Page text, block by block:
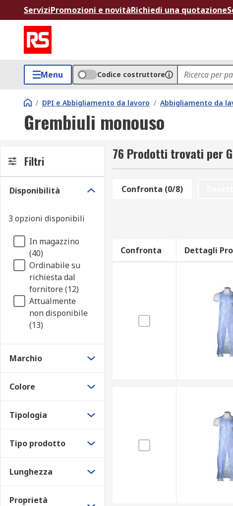
ServiziPromozioni e novitàRichiedi una quotazione
Menu Codice costruttore
/ DPI e Abbigliamento da lavoro / Abbigliamento da
Grembiuli monouso
Filtri
Disponibilità
3 opzioni disponibili
In magazzino
(40)
Ordinabile su
richiesta dal
fornitore (12)
Attualmente
non disponibile
(13)
Marchio
Colore
Tipologia
Tipo prodotto
Lunghezza
Proprietà
76 Prodotti trovati per
Confronta (0/8)
Confronta Dettagli